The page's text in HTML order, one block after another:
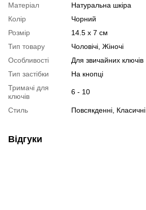
Матеріал
Натуральна шкіра
Колір
Чорний
Розмір
14.5 x 7 см
Тип товару
Чоловічі, Жіночі
Особливості
Для звичайних ключів
Тип застібки
На кнопці
Тримачі для
ключів
6 - 10
Стиль Повсякденні, Класичні
Відгуки